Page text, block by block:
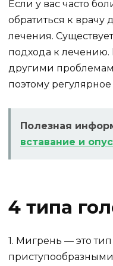
Если у вас часто
обратиться к врачу
лечения.
подхода к лечению.
другими
поэтому
Полезная
вставание и
4 типа
1. Мигрень — это